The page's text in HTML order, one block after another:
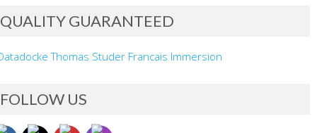
QUALITY GUARANTEED
FOLLOW US